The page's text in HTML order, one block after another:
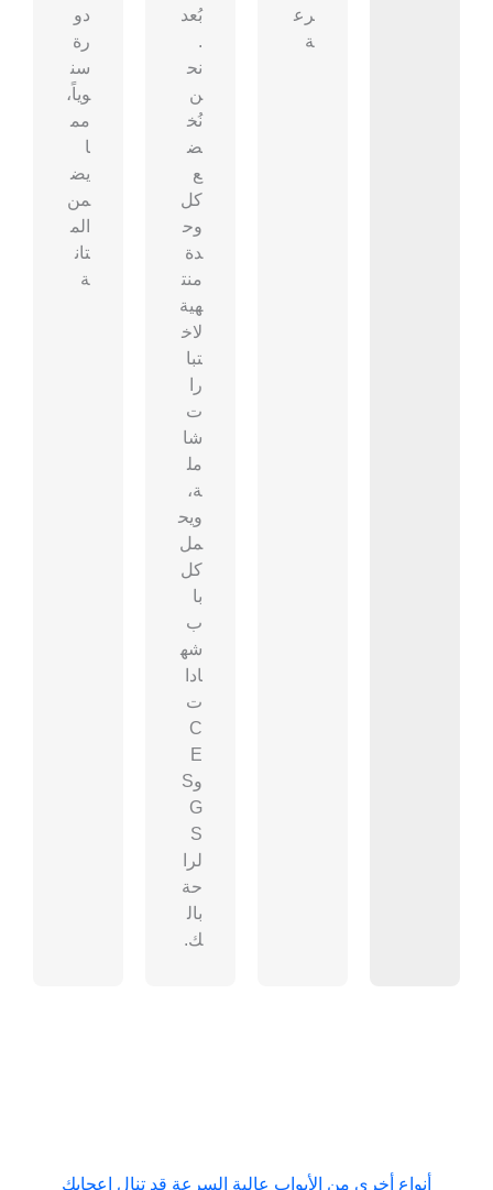
رع
ة
بُعد
.
نح
ن
نُخ
ض
ع
كل
وح
دة
منت
هية
لاخ
تبا
را
ت
شا
مل
ة،
ويح
مل
كل
با
ب
شه
ادا
ت
C
E
وS
G
S
لرا
حة
بال
ك.
دو
رة
سن
وياً،
مم
ا
يض
من
الم
تان
ة
أنواع أخرى من الأبواب عالية السرعة قد تنال إعجابك